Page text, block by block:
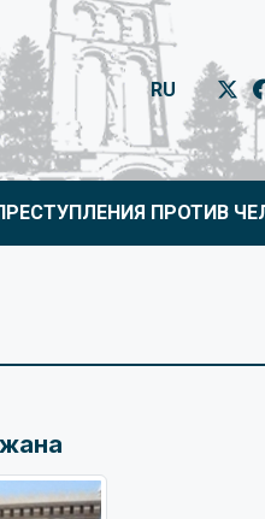
RU
ПРОТИВ